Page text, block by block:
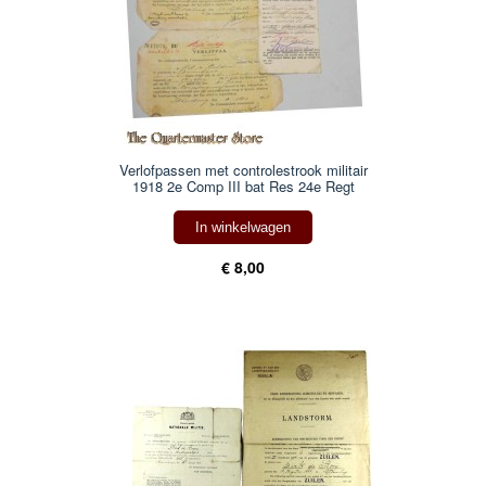
Verlofpassen met controlestrook militair
1918 2e Comp III bat Res 24e Regt
In winkelwagen
€ 8,00